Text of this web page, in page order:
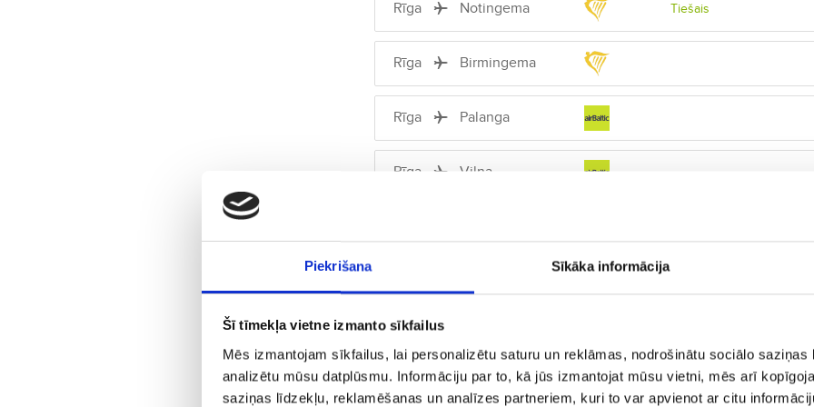
Piekrišana Sīkāka informācija
Šī tīmekļa vietne izmanto sīkfailus
Mēs izmantojam sīkfailus, lai personalizētu saturu un reklāmas, nodrošinātu sociālo
analizētu mūsu datplūsmu. Informāciju par to, kā jūs izmantojat mūsu vietni, mēs arī
saziņas līdzekļu, reklamēšanas un analīzes partneriem, kuri to var apvienot ar citu
Rīga Notingema Tiešais
Rīga Birmingema
Rīga Palanga
Rīga Viļņa
Rīga
Varšava